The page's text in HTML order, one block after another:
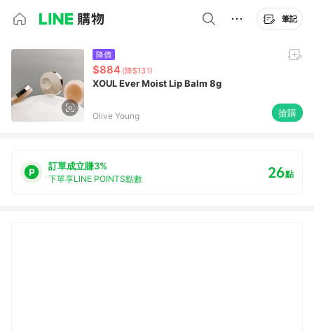
筆記
降價
$884 (降$131)
XOUL Ever Moist Lip Balm 8g
Olive Young 搶購
訂單成立賺3%
下單享LINE POINTS點數 26點